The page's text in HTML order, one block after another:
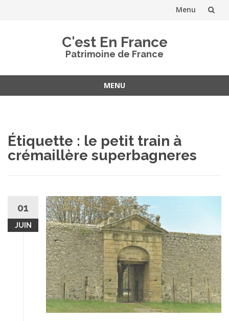
Menu
C'est En France
Patrimoine de France
MENU
Étiquette : le petit train à
crémaillère superbagneres
01
JUIN